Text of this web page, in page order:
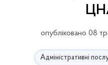
опубліковано 08
Адміністративні